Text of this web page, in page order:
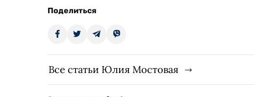
Поделиться
Все статьи Юлия Мостовая